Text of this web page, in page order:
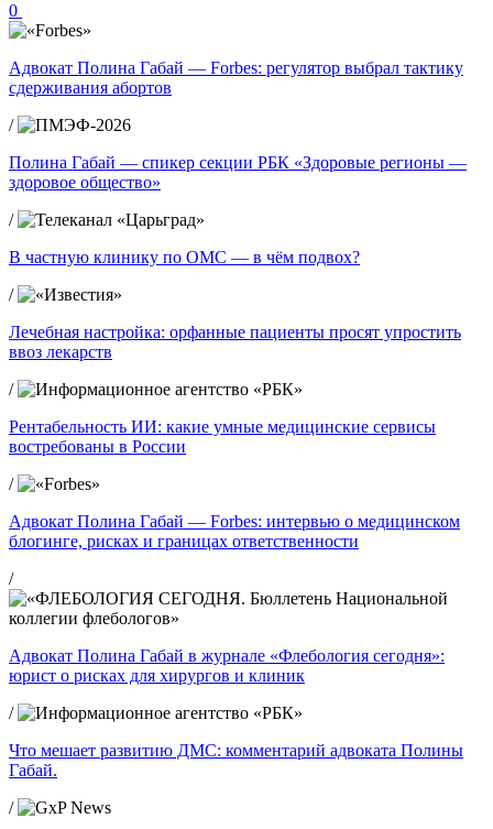
0
Адвокат Полина Габай — Forbes: регулятор выбрал тактику
сдерживания абортов
/
Полина Габай — спикер секции РБК «Здоровые регионы —
здоровое общество»
/
В частную клинику по ОМС — в чём подвох?
/
Лечебная настройка: орфанные пациенты просят упростить
ввоз лекарств
/
Рентабельность ИИ: какие умные медицинские сервисы
востребованы в России
/
Адвокат Полина Габай — Forbes: интервью о медицинском
блогинге, рисках и границах ответственности
/
Адвокат Полина Габай в журнале «Флебология сегодня»:
юрист о рисках для хирургов и клиник
/
Что мешает развитию ДМС: комментарий адвоката Полины
Габай.
/